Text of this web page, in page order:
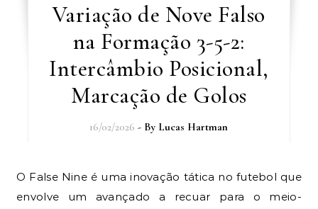
Variação de Nove Falso
na Formação 3-5-2:
Intercâmbio Posicional,
Marcação de Golos
16/02/2026 - By Lucas Hartman
O False Nine é uma inovação tática no futebol que
envolve um avançado a recuar para o meio-